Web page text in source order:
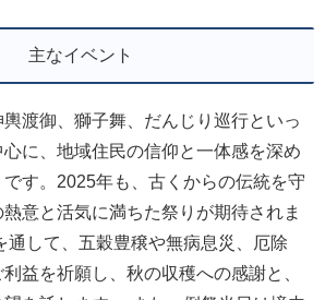
主なイベント
渡御、獅子舞、だんじり巡行といっ
に、地域住民の信仰と一体感を深め
す。2025年も、古くからの伝統を守
意と活気に満ちた祭りが期待されま
通して、五穀豊穣や無病息災、厄除
益を祈願し、秋の収穫への感謝と、